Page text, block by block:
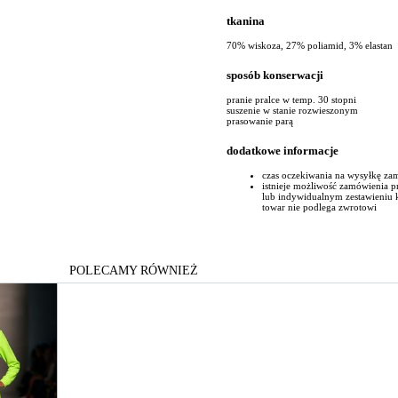
tkanina
70% wiskoza, 27% poliamid, 3% elastan
sposób konserwacji
pranie pralce w temp. 30 stopni
suszenie w stanie rozwieszonym
prasowanie parą
dodatkowe informacje
czas oczekiwania na wysyłkę
istnieje możliwość zamówienia
lub indywidualnym
towar nie podlega zwrotowi
POLECAMY RÓWNIEŻ